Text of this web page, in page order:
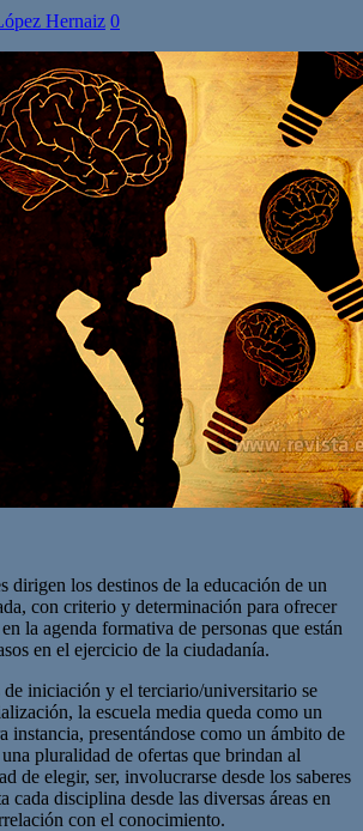
Hernaiz 0
dirigen los destinos de la educación de un
con criterio y determinación para ofrecer
la agenda formativa de personas que están
en el ejercicio de la ciudadanía.
iniciación y el terciario/universitario se
la escuela media queda como un
instancia, presentándose como un ámbito de
pluralidad de ofertas que brindan al
de elegir, ser, involucrarse desde los saberes
cada disciplina desde las diversas áreas en
con el conocimiento.